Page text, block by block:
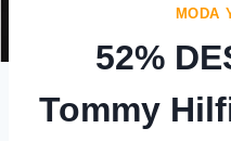
MODA
52%
Tommy